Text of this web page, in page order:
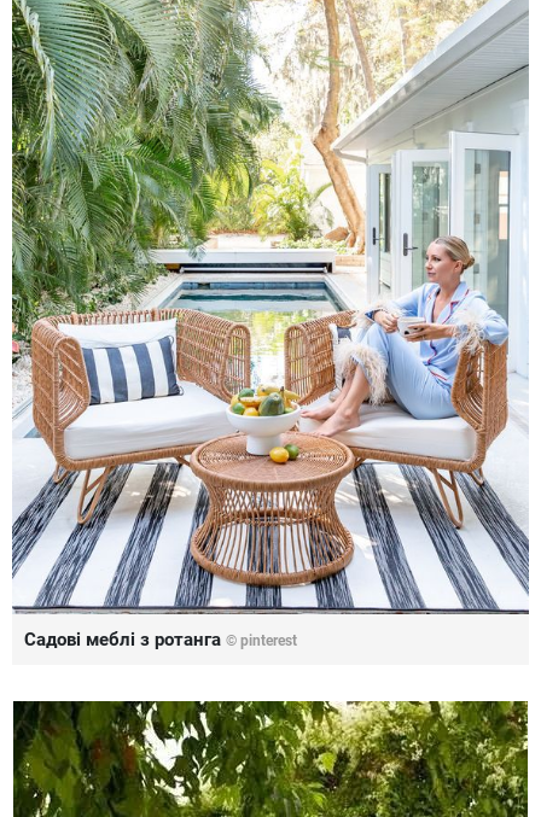
Садові меблі з ротанга © pinterest